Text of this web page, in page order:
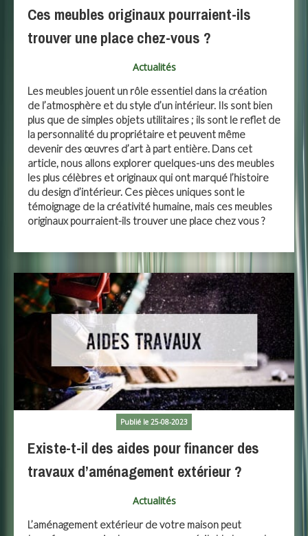
Ces meubles originaux pourraient-ils
trouver une place chez-vous ?
Actualités
Les meubles jouent un rôle essentiel dans la création
de l’atmosphère et du style d’un intérieur. Ils sont bien
plus que de simples objets utilitaires ; ils sont le reflet de
la personnalité du propriétaire et peuvent même
devenir des œuvres d’art à part entière. Dans cet
article, nous allons explorer quelques-uns des meubles
les plus célèbres et originaux qui ont marqué l’histoire
du design d’intérieur. Ces pièces uniques sont le
témoignage de la créativité humaine, mais ces meubles
originaux pourraient-ils trouver une place chez vous ?
Publié le 25-08-2023
Existe-t-il des aides pour financer des
travaux d’aménagement extérieur ?
Actualités
L’aménagement extérieur de votre maison peut